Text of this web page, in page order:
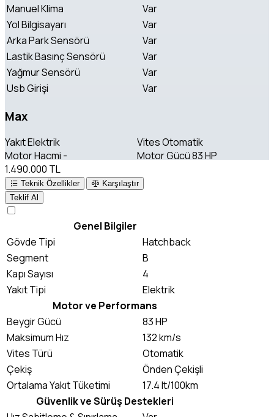
Manuel Klima
Var
Yol Bilgisayarı
Var
Arka Park Sensörü
Var
Lastik Basınç Sensörü
Var
Yağmur Sensörü
Var
Usb Girişi
Var
Max
YakıtElektrik VitesOtomatik
Motor Hacmi - Motor Gücü83 HP
1.490.000 TL
Teknik Özellikler
Karşılaştır
Teklif Al
Genel Bilgiler
Gövde Tipi
Hatchback
Segment
B
Kapı Sayısı
4
Yakıt Tipi
Elektrik
Motor ve Performans
Beygir Gücü
83 HP
Maksimum Hız
132 km/s
Vites Türü
Otomatik
Çekiş
Önden Çekişli
Ortalama Yakıt Tüketimi
17.4 lt/100km
Güvenlik ve Sürüş Destekleri